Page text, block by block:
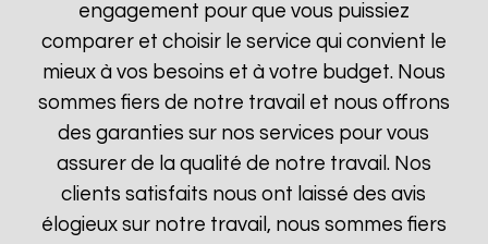
engagement pour que vous puissiez
comparer et choisir le service qui convient le
mieux à vos besoins et à votre budget. Nous
sommes fiers de notre travail et nous offrons
des garanties sur nos services pour vous
assurer de la qualité de notre travail. Nos
clients satisfaits nous ont laissé des avis
élogieux sur notre travail, nous sommes fiers